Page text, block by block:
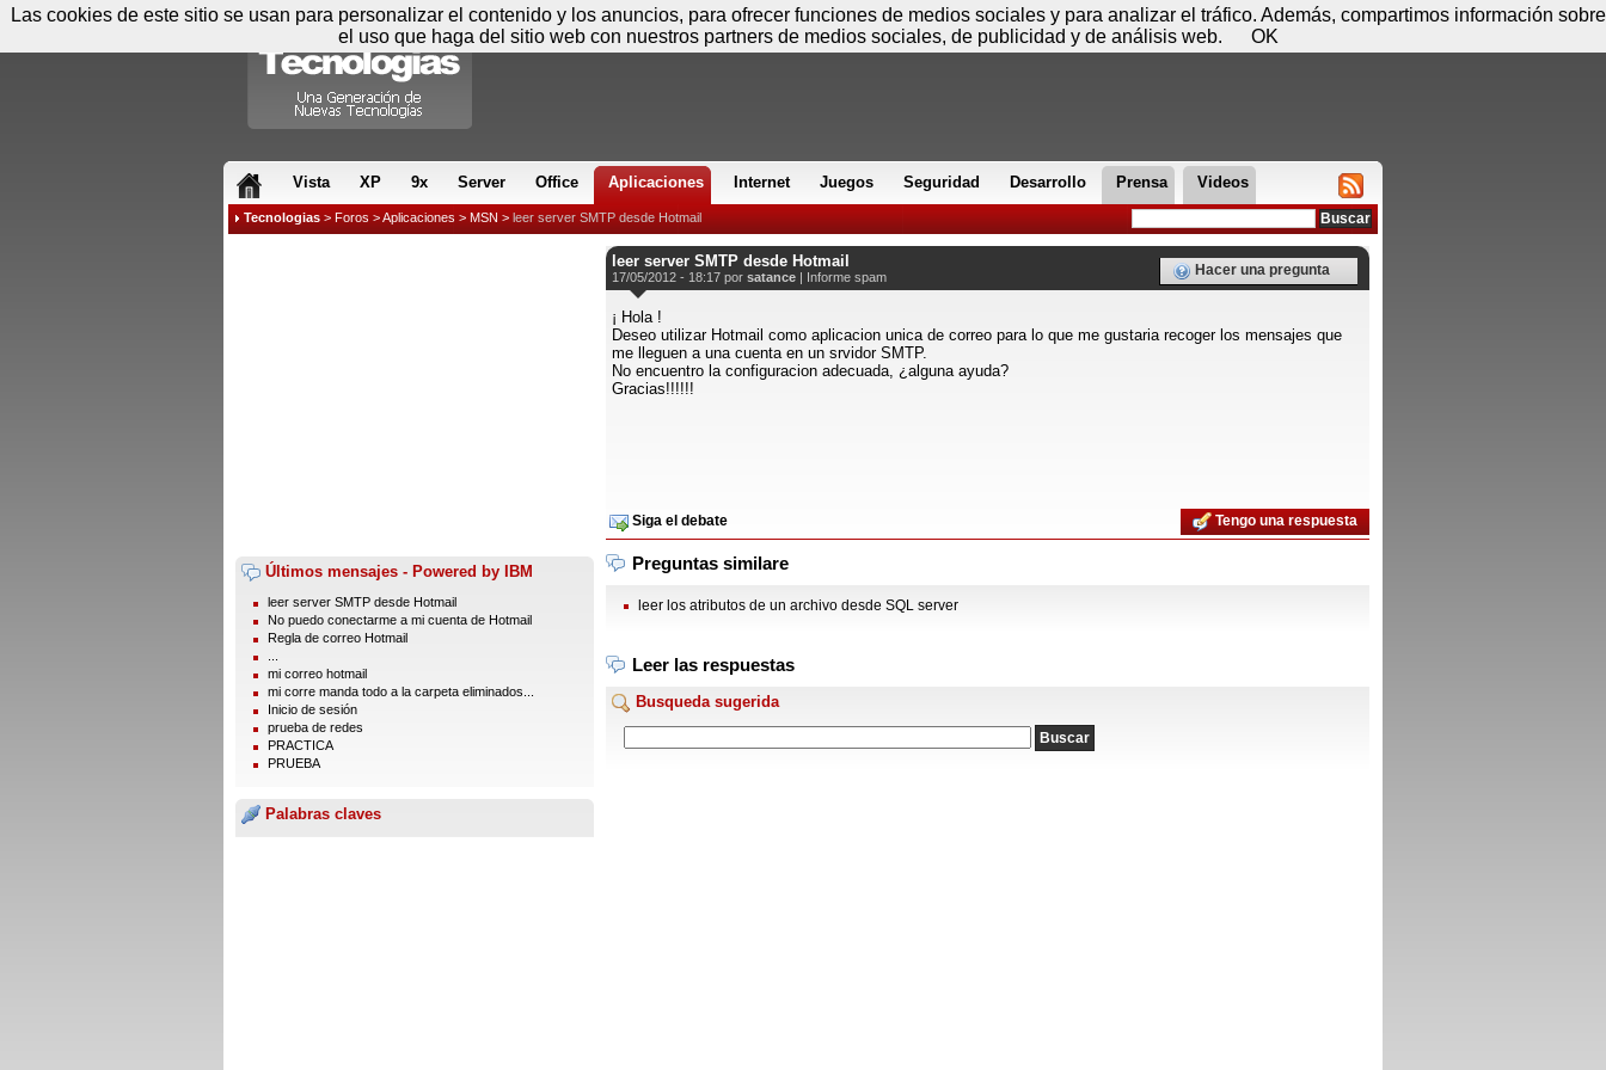
Vista XP 9x Server Office Aplicaciones Internet Juegos Seguridad Desarrollo Prensa Videos
Tecnologias > Foros >Aplicaciones > MSN > leer server SMTP desde Hotmail
Últimos mensajes - Powered by IBM
leer server SMTP desde Hotmail
No puedo conectarme a mi cuenta de Hotmail
Regla de correo Hotmail
mi correo hotmail
mi corre manda todo a la carpeta eliminados...
Inicio de sesión
prueba de redes
PRACTICA
PRUEBA
Palabras claves
leer server SMTP desde Hotmail
17/05/2012 - 18:17 por satance | Informe spam Hacer una pregunta
¡ Hola !
Deseo utilizar Hotmail como aplicacion unica de correo para lo que me gustaria recoger los mensajes que
me lleguen a una cuenta en un srvidor SMTP.
No encuentro la configuracion adecuada, ¿alguna ayuda?
Gracias!!!!!!
Siga el debate Tengo una respuesta
Preguntas similare
leer los atributos de un archivo desde SQL server
Leer las respuestas
Busqueda sugerida
Viernes 07 de agosto - 12:53 Registrar Conectar
Las cookies de este sitio se usan para personalizar el contenido y los anuncios, para ofrecer funciones de medios sociales y para analizar el tráfico. Además, compartimos información sobre
el uso que haga del sitio web con nuestros partners de medios sociales, de publicidad y de análisis web.
OK